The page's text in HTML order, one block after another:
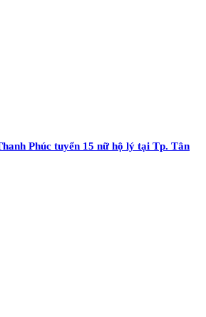
Phúc tuyển 15 nữ hộ lý tại Tp. Tân